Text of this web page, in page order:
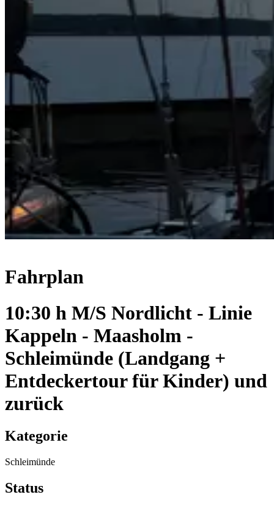
Fahrplan
10:30 h M/S Nordlicht - Linie
Kappeln - Maasholm -
Schleimünde (Landgang +
Entdeckertour für Kinder) und
zurück
Kategorie
Schleimünde
Status